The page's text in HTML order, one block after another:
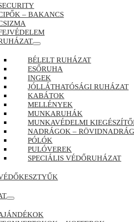
– BAKANCS
BÉLELT RUHÁZAT
ESŐRUHA
INGEK
JÓLLÁTHATÓSÁGI RUHÁZAT
KABÁTOK
MELLÉNYEK
MUNKARUHÁK
MUNKAVÉDELMI
NADRÁGOK –
PÓLÓK
PULÓVEREK
SPECIÁLIS VÉDŐRUHÁZAT